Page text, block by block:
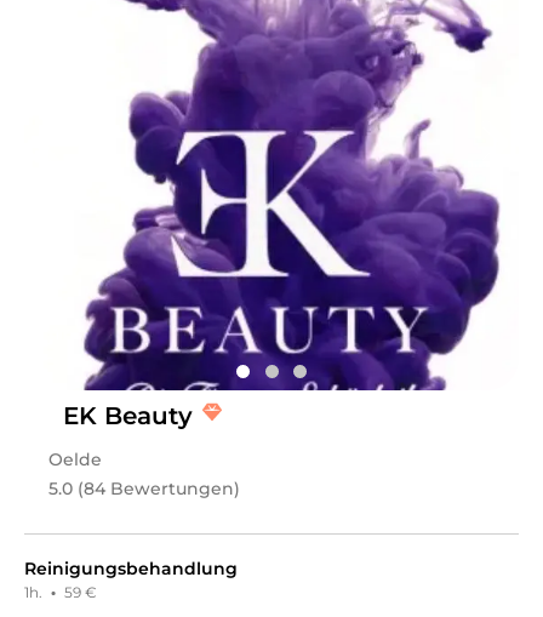
08:00 - 17:00
Es geht um mehr, als sich schön zu fühlen! Willkommen
bei uns im Kosmetik Atelier Elle im Herzen von Oelde,
Ihrem Zentrum für Schönheit und Wohlbefinden! Wir
bieten eine Vielfalt an kosmetisch apperativen
Dienstleistungen an, die auf Ihre individuellen
Bedürfnisse zugeschnitten werden können.
Spezialisiert auf Gesichtsbehandlungen, wie zB Aqua
Facial, Microneedling, Mesotherapie , und auch Jet Peel,
streben wir danach, Ihre natürliche Schönheit
hervorzuheben. Das Kosmetik Atelier Elle steht für
Expertise und Qualität, die Sie spüren und sehen
können. Jeden Besuch machen wir zu einem
einzigartigen Erlebnis. Kommen Sie zu uns und erleben
Sie eine Welt voller Schönheit und Professionalität.
Kosmetik, Kosmetikpakete, Kosmetik, Gesichts- &
Körperbehandlungen
EK Beauty
Oelde
5.0 (84 Bewertungen)
Reinigungsbehandlung
1h. · 59 €